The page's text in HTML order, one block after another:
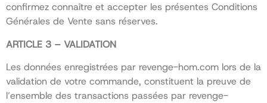
confirmez connaître et accepter les présentes Conditions
Générales de Vente sans réserves.
ARTICLE 3 – VALIDATION
Les données enregistrées par revenge-hom.com lors de la
validation de votre commande, constituent la preuve de
l’ensemble des transactions passées par revenge-